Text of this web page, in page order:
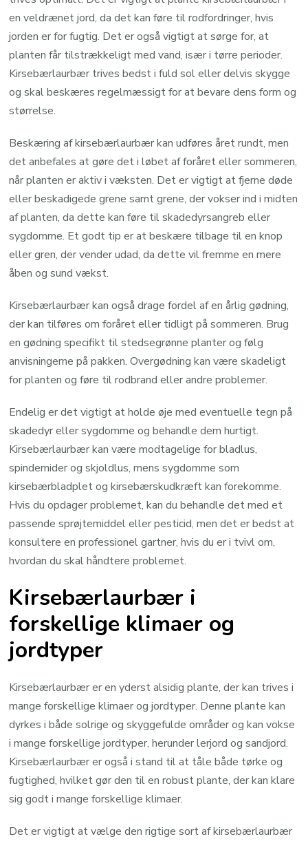
en veldrænet jord, da det kan føre til rodfordringer, hvis
jorden er for fugtig. Det er også vigtigt at sørge for, at
planten får tilstrækkeligt med vand, især i tørre perioder.
Kirsebærlaurbær trives bedst i fuld sol eller delvis skygge
og skal beskæres regelmæssigt for at bevare dens form og
størrelse.
Beskæring af kirsebærlaurbær kan udføres året rundt, men
det anbefales at gøre det i løbet af foråret eller sommeren,
når planten er aktiv i væksten. Det er vigtigt at fjerne døde
eller beskadigede grene samt grene, der vokser ind i midten
af ​​planten, da dette kan føre til skadedyrsangreb eller
sygdomme. Et godt tip er at beskære tilbage til en knop
eller gren, der vender udad, da dette vil fremme en mere
åben og sund vækst.
Kirsebærlaurbær kan også drage fordel af en årlig gødning,
der kan tilføres om foråret eller tidligt på sommeren. Brug
en gødning specifikt til stedsegrønne planter og følg
anvisningerne på pakken. Overgødning kan være skadeligt
for planten og føre til rodbrand eller andre problemer.
Endelig er det vigtigt at holde øje med eventuelle tegn på
skadedyr eller sygdomme og behandle dem hurtigt.
Kirsebærlaurbær kan være modtagelige for bladlus,
spindemider og skjoldlus, mens sygdomme som
kirsebærbladplet og kirsebærskudkræft kan forekomme.
Hvis du opdager problemet, kan du behandle det med et
passende sprøjtemiddel eller pesticid, men det er bedst at
konsultere en professionel gartner, hvis du er i tvivl om,
hvordan du skal håndtere problemet.
Kirsebærlaurbær i
forskellige klimaer og
jordtyper
Kirsebærlaurbær er en yderst alsidig plante, der kan trives i
mange forskellige klimaer og jordtyper. Denne plante kan
dyrkes i både solrige og skyggefulde områder og kan vokse
i mange forskellige jordtyper, herunder lerjord og sandjord.
Kirsebærlaurbær er også i stand til at tåle både tørke og
fugtighed, hvilket gør den til en robust plante, der kan klare
sig godt i mange forskellige klimaer.
Det er vigtigt at vælge den rigtige sort af kirsebærlaurbær